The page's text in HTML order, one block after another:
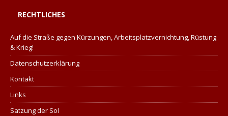
RECHTLICHES
Auf die Straße gegen Kürzungen, Arbeitsplatzvernichtung, Rüstung
& Krieg!
Datenschutzerklärung
Kontakt
Links
Satzung der Sol